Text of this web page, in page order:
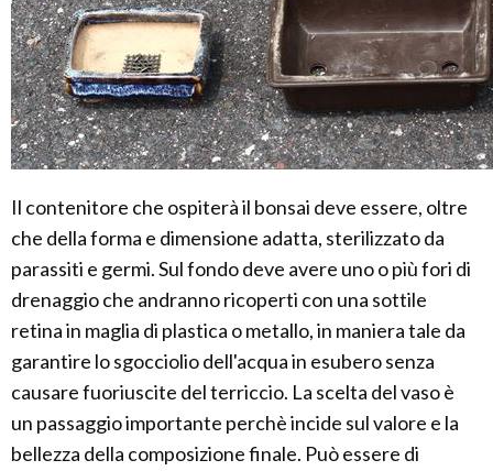
Il contenitore che ospiterà il bonsai deve essere, oltre
che della forma e dimensione adatta, sterilizzato da
parassiti e germi. Sul fondo deve avere uno o più fori di
drenaggio che andranno ricoperti con una sottile
retina in maglia di plastica o metallo, in maniera tale da
garantire lo sgocciolio dell'acqua in esubero senza
causare fuoriuscite del terriccio. La scelta del vaso è
un passaggio importante perchè incide sul valore e la
bellezza della composizione finale. Può essere di